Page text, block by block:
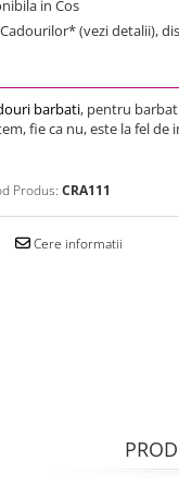
in Cos
(vezi detalii),
barbati, pentru
fie ca nu, este la fel
Produs: CRA111
Cere informatii